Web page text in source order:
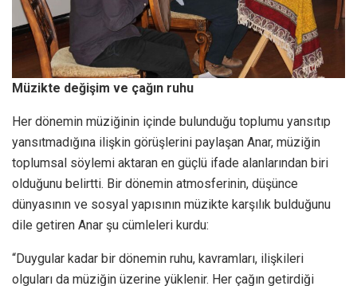
Müzikte değişim ve çağın ruhu
Her dönemin müziğinin içinde bulunduğu toplumu yansıtıp
yansıtmadığına ilişkin görüşlerini paylaşan Anar, müziğin
toplumsal söylemi aktaran en güçlü ifade alanlarından biri
olduğunu belirtti. Bir dönemin atmosferinin, düşünce
dünyasının ve sosyal yapısının müzikte karşılık bulduğunu
dile getiren Anar şu cümleleri kurdu:
“Duygular kadar bir dönemin ruhu, kavramları, ilişkileri
olguları da müziğin üzerine yüklenir. Her çağın getirdiği